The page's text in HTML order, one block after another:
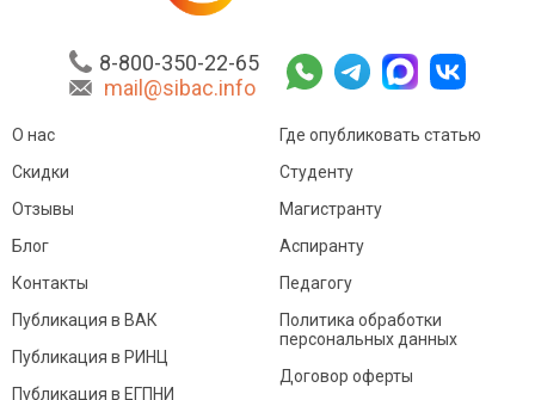
8-800-350-22-65
mail@sibac.info
О нас
Скидки
Отзывы
Блог
Контакты
Где опубликовать статью
Студенту
Магистранту
Аспиранту
Педагогу
Публикация в ВАК
Публикация в РИНЦ
Публикация в ЕГПНИ
Политика обработки
персональных данных
Договор оферты